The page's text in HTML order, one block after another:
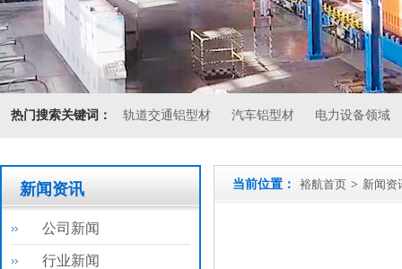
热门搜索关键词： 轨道交通铝型材 汽车铝型材 电力设备领域
新闻资讯
公司新闻
行业新闻
当前位置： 裕航首页 > 新闻资